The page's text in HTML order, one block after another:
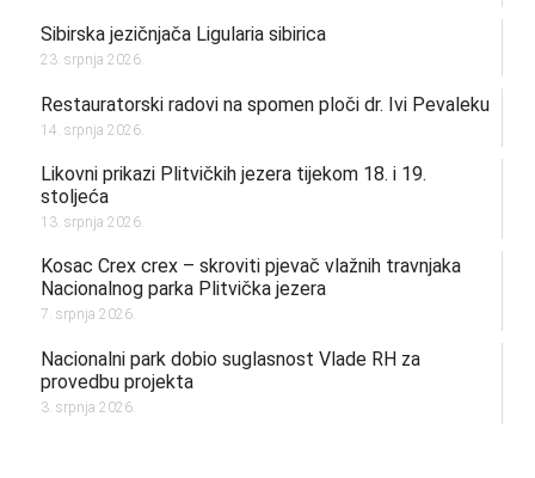
Sibirska jezičnjača Ligularia sibirica
23. srpnja 2026.
Restauratorski radovi na spomen ploči dr. Ivi Pevaleku
14. srpnja 2026.
Likovni prikazi Plitvičkih jezera tijekom 18. i 19.
stoljeća
13. srpnja 2026.
Kosac Crex crex – skroviti pjevač vlažnih travnjaka
Nacionalnog parka Plitvička jezera
7. srpnja 2026.
Nacionalni park dobio suglasnost Vlade RH za
provedbu projekta
3. srpnja 2026.